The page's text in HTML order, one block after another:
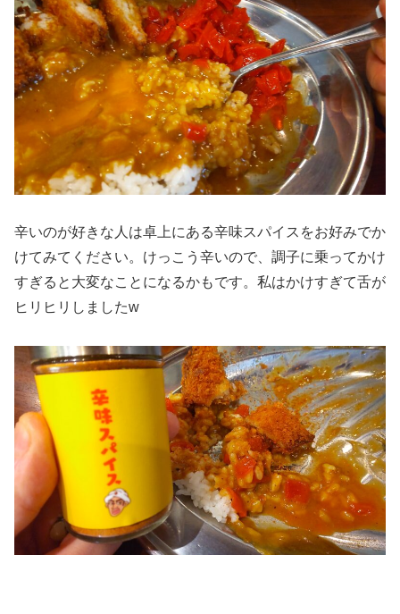
辛いのが好きな人は卓上にある辛味スパイスをお好みでか
けてみてください。けっこう辛いので、調子に乗ってかけ
すぎると大変なことになるかもです。私はかけすぎて舌が
ヒリヒリしましたw